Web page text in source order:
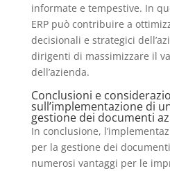
informate e tempestive. In
ERP può contribuire a
decisionali e strategici
dirigenti di massimizzare il
dell’azienda.
Conclusioni e
sull’implementazione di
gestione dei documenti
In conclusione,
per la gestione dei
numerosi vantaggi per le